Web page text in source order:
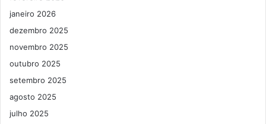
janeiro 2026
dezembro 2025
novembro 2025
outubro 2025
setembro 2025
agosto 2025
julho 2025